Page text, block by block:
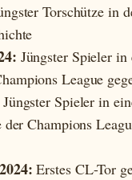
Torschütze in
Jüngster Spieler
League
Jüngster Spieler in
Champions
Erstes CL-Tor